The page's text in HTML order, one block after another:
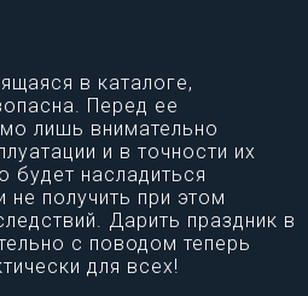
в каталоге,
Перед ее
лишь внимательно
и в точности их
насладиться
получить при этом
Дарить праздник в
с поводом теперь
для всех!